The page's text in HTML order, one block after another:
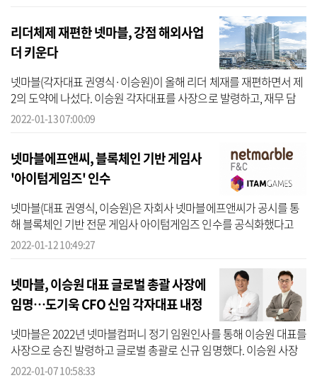
리더체제 재편한 넷마블, 강점 해외사업
더 키운다
넷마블(각자대표 권영식·이승원)이 올해 리더 체재를 재편하면서 제
2의 도약에 나섰다. 이승원 각자대표를 사장으로 발령하고, 재무 담
당 도기욱 CFO(최고재무책임자)를 새로운 각자대표로 임명하면서
2022-01-13 07:00:09
넷마블에프앤씨, 블록체인 기반 게임사
'아이텀게임즈' 인수
넷마블(대표 권영식, 이승원)은 자회사 넷마블에프앤씨가 공시를 통
해 블록체인 기반 전문 게임사 아이텀게임즈 인수를 공식화했다고
12일 밝혔다. 넷마블에프앤씨(대표 서우원)는 이번 인수를 계기로 개
2022-01-12 10:49:27
넷마블, 이승원 대표 글로벌 총괄 사장에
임명…도기욱 CFO 신임 각자대표 내정
넷마블은 2022년 넷마블컴퍼니 정기 임원인사를 통해 이승원 대표를
사장으로 승진 발령하고 글로벌 총괄로 신규 임명했다. 이승원 사장
이 맡았던 각자 대표에는 도기욱 현 CFO를 선임했다고 7일 밝혔다.
2022-01-07 10:58:33